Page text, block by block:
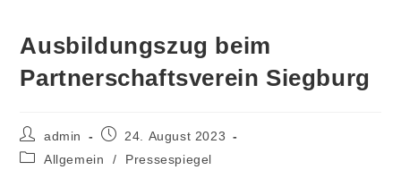
Ausbildungszug beim
Partnerschaftsverein Siegburg
Beitrags-
Autor:
admin
Beitrag24. August 2023
Beitrags-
Allgemein / Pressespiegel